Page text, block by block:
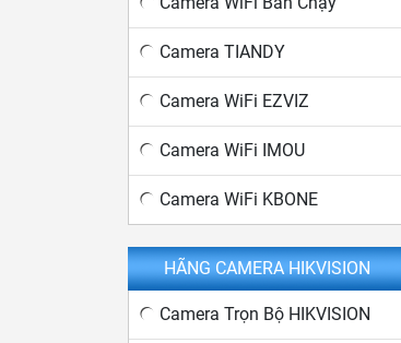
Camera TIANDY
Camera WiFi EZVIZ
Camera WiFi IMOU
Camera WiFi KBONE
HÃNG CAMERA HIKVISION
Camera Trọn Bộ HIKVISION